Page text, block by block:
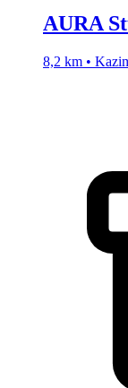
AURA
8,2 km •